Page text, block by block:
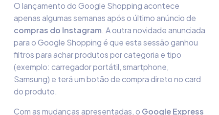
O lançamento do Google Shopping acontece
apenas algumas semanas após o último anúncio de
compras do Instagram. A outra novidade anunciada
para o Google Shopping é que esta sessão ganhou
filtros para achar produtos por categoria e tipo
(exemplo: carregador portátil, smartphone,
Samsung) e terá um botão de compra direto no card
do produto.
Com as mudanças apresentadas, o Google Express